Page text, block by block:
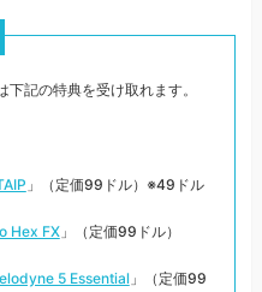
記の特典を受け取れます。
」（定価99ドル）※49ドル
Hex FX」（定価99ドル）
5 Essential」（定価99